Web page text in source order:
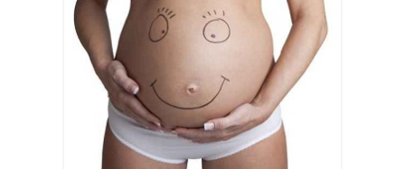
Facette dentaire Tunisie
Smile infinity Tunisie
Blanchiment dents Tunisie
Gingivectomie Tunisie